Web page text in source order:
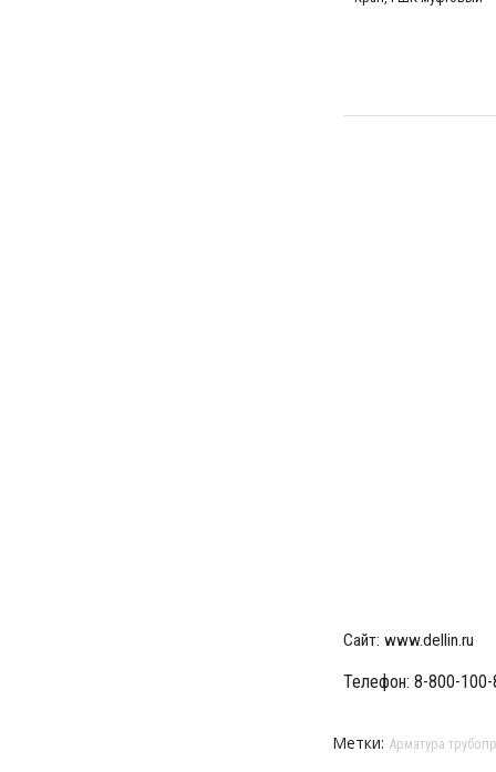
Сайт: www.dellin.ru
Телефон: 8-800-
Метки: Арматура